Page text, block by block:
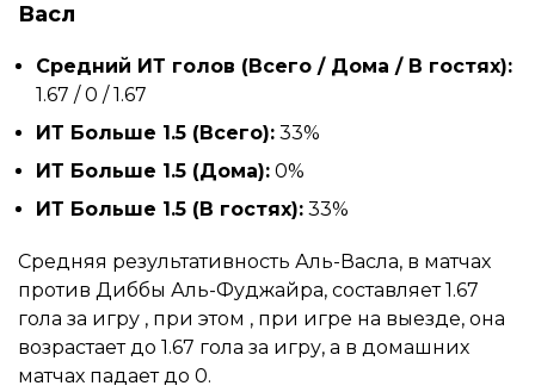
Васл
Средний ИТ голов (Всего / Дома / В гостях):
1.67 / 0 / 1.67
ИТ Больше 1.5 (Всего): 33%
ИТ Больше 1.5 (Дома): 0%
ИТ Больше 1.5 (В гостях): 33%
Средняя результативность Аль-Васла, в матчах
против Диббы Аль-Фуджайра, составляет 1.67
гола за игру , при этом , при игре на выезде, она
возрастает до 1.67 гола за игру, а в домашних
матчах падает до 0.